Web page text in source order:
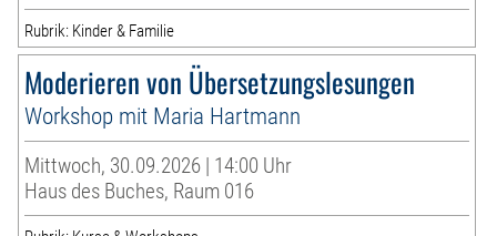
Rubrik: Kinder & Familie
Moderieren von Übersetzungslesungen
Workshop mit Maria Hartmann
Mittwoch, 30.09.2026 | 14:00 Uhr
Haus des Buches, Raum 016